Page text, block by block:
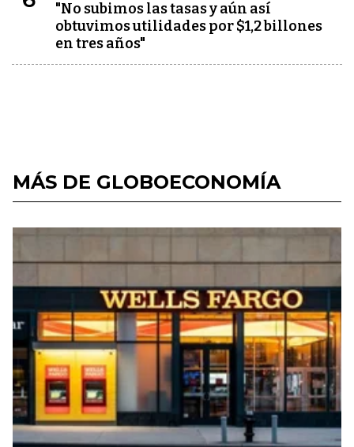
"No subimos las tasas y aún así
obtuvimos utilidades por $1,2 billones
en tres años"
MÁS DE GLOBOECONOMÍA